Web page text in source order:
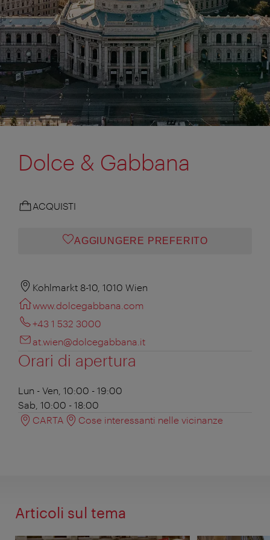
Dolce & Gabbana
ACQUISTI
AGGIUNGERE PREFERITO
Kohlmarkt 8-10, 1010 Wien
www.dolcegabbana.com
+43 1 532 3000
at.wien@dolcegabbana.it
Orari di apertura
Lun - Ven, 10:00 - 19:00
Sab, 10:00 - 18:00
CARTA
Cose interessanti nelle vicinanze
Articoli sul tema